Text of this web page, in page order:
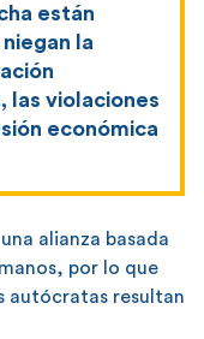
están
la
las violaciones
económica
alianza basada
por lo que
autócratas resultan